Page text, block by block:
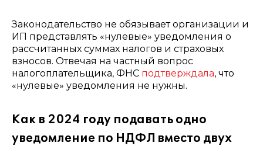
Законодательство не обязывает организации и
ИП представлять «нулевые» уведомления о
рассчитанных суммах налогов и страховых
взносов. Отвечая на частный вопрос
налогоплательщика, ФНС подтверждала, что
«нулевые» уведомления не нужны.
Как в 2024 году подавать одно
уведомление по НДФЛ вместо двух